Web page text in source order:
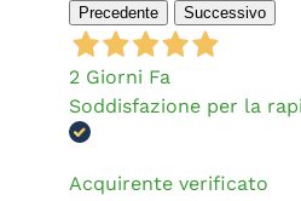
Precedente Successivo
2 Giorni Fa
Soddisfazione per la
Acquirente verificato